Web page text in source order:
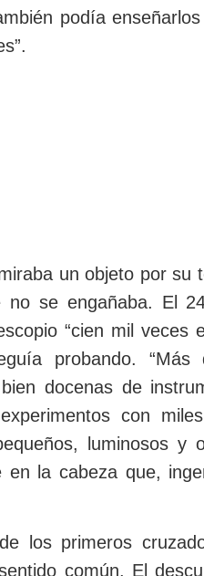
podía
un objeto por su
no se engañaba. El
“cien mil veces
probando.
docenas de
con
luminosos
en la cabeza que,
los primeros
común. El